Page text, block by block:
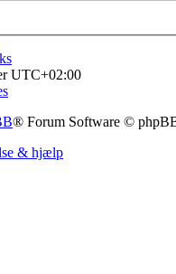
UTC+02:00
® Forum Software ©
& hjælp